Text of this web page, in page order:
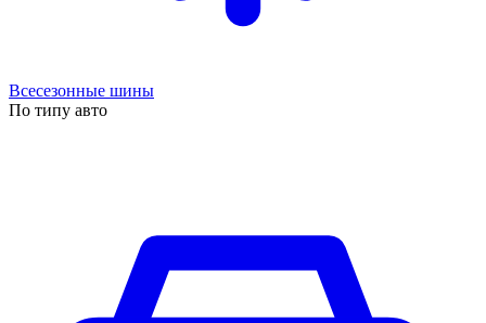
Всесезонные шины
По типу авто